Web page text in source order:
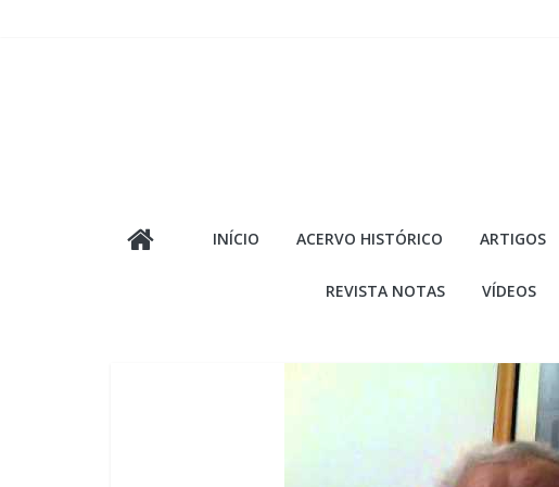
INÍCIO ACERVO HISTÓRICO ARTIGOS
REVISTA NOTAS VÍDEOS